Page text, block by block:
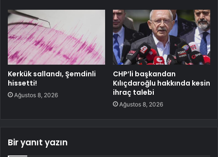
Kerkük sallandı, Şemdinli
hissetti!
Ağustos 8, 2026
CHP’li başkandan
Kılıçdaroğlu hakkında kesin
ihraç talebi
Ağustos 8, 2026
Bir yanıt yazın